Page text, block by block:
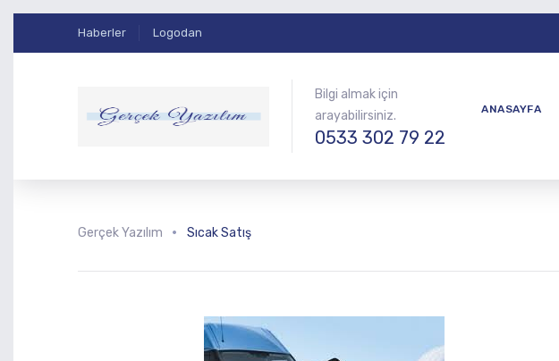
Haberler Logodan
Bilgi almak için
arayabilirsiniz.
0533 302 79 22
ANASAYFA
Gerçek Yazılım Sıcak Satış